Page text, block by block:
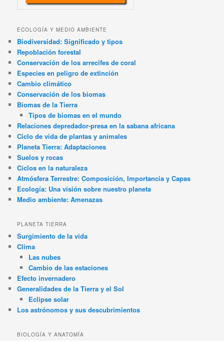
ECOLOGÍA Y MEDIO AMBIENTE
Biodiversidad: Significado y tipos
Repoblación forestal
Conservación de los arrecifes de coral
Especies en peligro de extinción
Cambio climático
Conservación de los biomas
Biomas de la Tierra
Tipos de biomas en el mundo
Relaciones depredador-presa en la sabana africana
Ciclo de vida de plantas y animales
Planeta Tierra: Adaptaciones
Suelos y rocas
Ciclos en la naturaleza
Atmósfera Terrestre: Composición, Importancia y Capas
Ecología: Una visión sobre nuestro planeta
Medio ambiente: Amenazas
PLANETA TIERRA
Surgimiento de la vida
Clima
Las nubes
Cambio de las estaciones
Efecto invernadero
Generalidades de la Tierra y el Sol
Eclipse solar
Los astrónomos y sus descubrimientos
BIOLOGÍA Y ANATOMÍA